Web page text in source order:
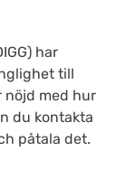
har
till
nöjd med hur
du kontakta
påtala det.